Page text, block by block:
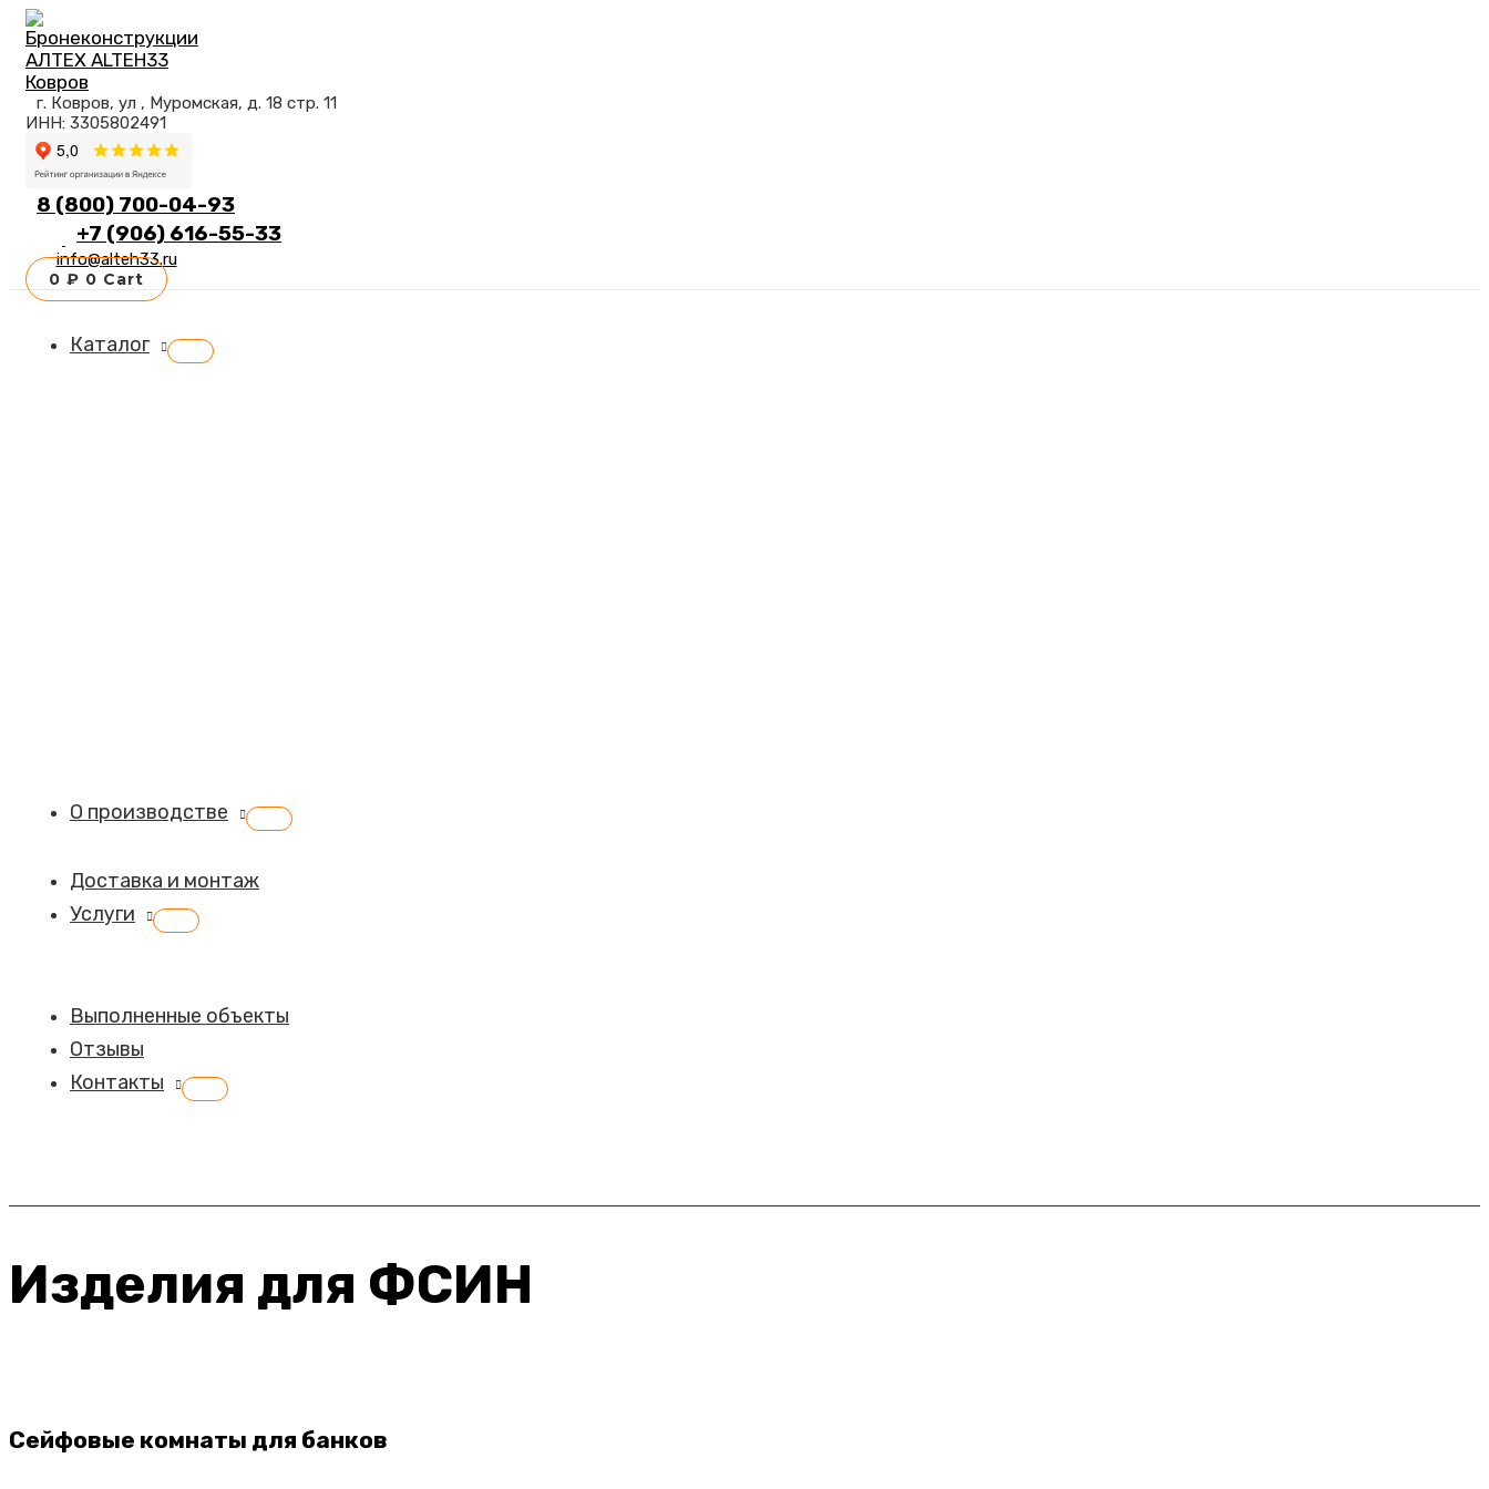
Перейти
содержимому
г. Ковров, ул , Муромская, д. 18 стр. 11
ИНН: 3305802491
8 (800) 700-04-93
+7 (906) 616-55-33
info@alteh33.ru
0 ₽ 0 Cart
Каталог
Переключатель
О производстве
Переключатель
Доставка и монтаж
Услуги
Переключатель
Выполненные объекты
Отзывы
Контакты
Переключатель
Изделия для ФСИН
Сейфовые комнаты для банков